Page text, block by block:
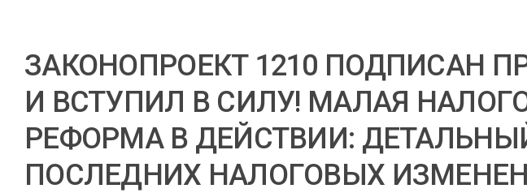
ЗАКОНОПРОЕКТ 1210 ПОДПИСАН
И ВСТУПИЛ В СИЛУ! МАЛАЯ
РЕФОРМА В ДЕЙСТВИИ:
ПОСЛЕДНИХ НАЛОГОВЫХ